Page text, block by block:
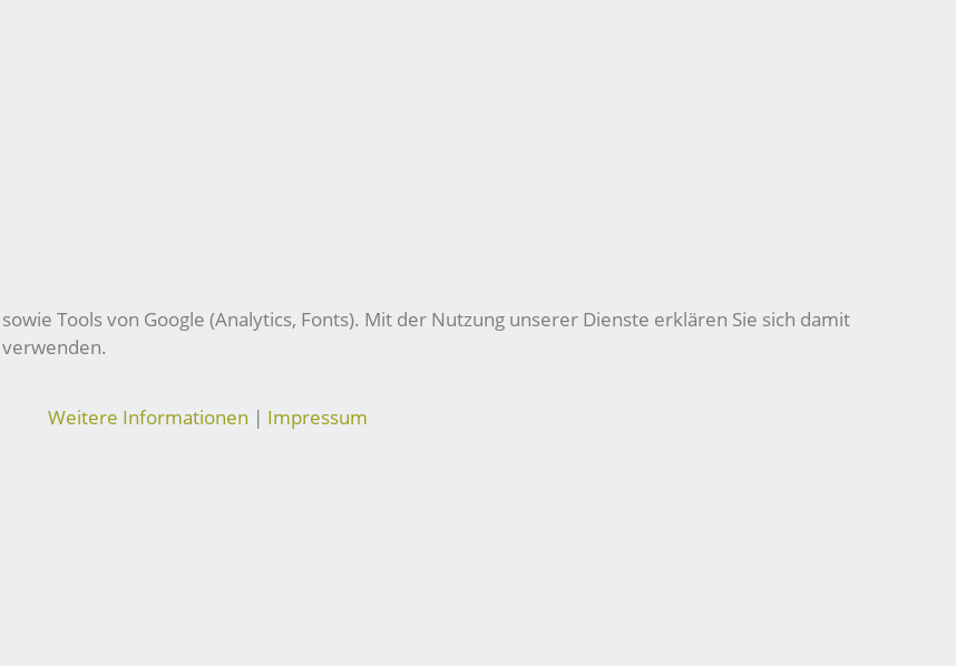
Tools von Google (Analytics, Fonts). Mit der Nutzung unserer Dienste erklären Sie sich damit
Weitere Informationen | Impressum